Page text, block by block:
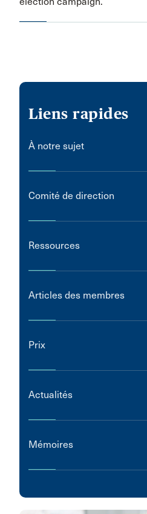
Liens rapides
À notre sujet
Comité de direction
Ressources
Articles des membres
Prix
Actualités
Mémoires